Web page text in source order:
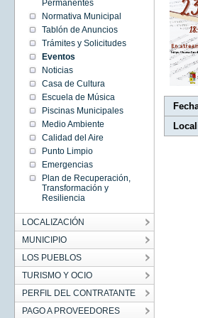
Permanentes
Normativa Municipal
Tablón de Anuncios
Trámites y Solicitudes
Eventos
Noticias
Casa de Cultura
Escuela de Música
Piscinas Municipales
Medio Ambiente
Calidad del Aire
Punto Limpio
Emergencias
Plan de Recuperación,
Transformación y
Resiliencia
LOCALIZACIÓN
MUNICIPIO
LOS PUEBLOS
TURISMO Y OCIO
PERFIL DEL CONTRATANTE
PAGO A PROVEEDORES
CEST
2021
Wed Jun
09:35:00
CEST
2021